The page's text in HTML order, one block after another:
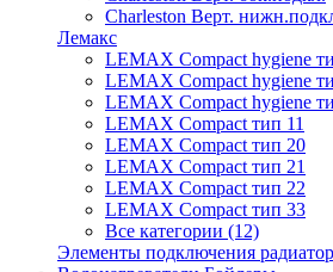
Charleston Верт.
Лемакс
LEMAX Compact hygiene
LEMAX Compact hygiene
LEMAX Compact hygiene
LEMAX Compact тип 11
LEMAX Compact тип 20
LEMAX Compact тип 21
LEMAX Compact тип 22
LEMAX Compact тип 33
Все категории (12)
Элементы подключения